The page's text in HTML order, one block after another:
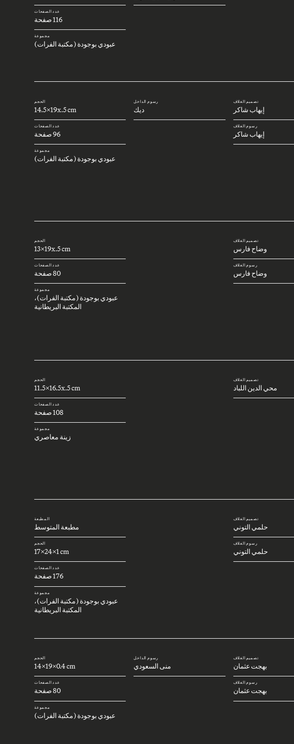
عدد الصفحات
116 صفحة
مجموعة
عبودي بوجودة (مكتبة الفرات)
تصميم الغلاف
إيهاب شاكر
رسوم الغلاف
إيهاب شاكر
رسوم الداخل
ديك
الحجم
14.5x19x.5 cm
عدد الصفحات
96 صفحة
مجموعة
عبودي بوجودة (مكتبة الفرات)
تصميم الغلاف
وضاح فارس
رسوم الغلاف
وضاح فارس
الحجم
13x19x.5 cm
عدد الصفحات
80 صفحة
مجموعة
عبودي بوجودة (مكتبة الفرات)،
المكتبة البريطانية
تصميم الغلاف
محي الدين اللباد
الحجم
11.5x16.5x.5 cm
عدد الصفحات
108 صفحة
مجموعة
زينة معاصري
تصميم الغلاف
حلمي التوني
رسوم الغلاف
حلمي التوني
المطبعة
مطبعة المتوسط
الحجم
17x24x1 cm
عدد الصفحات
176 صفحة
مجموعة
عبودي بوجودة (مكتبة الفرات)،
المكتبة البريطانية
تصميم الغلاف
بهجت عثمان
رسوم الغلاف
بهجت عثمان
رسوم الداخل
منى السعودي
الحجم
14x19x0.4 cm
عدد الصفحات
80 صفحة
مجموعة
عبودي بوجودة (مكتبة الفرات)